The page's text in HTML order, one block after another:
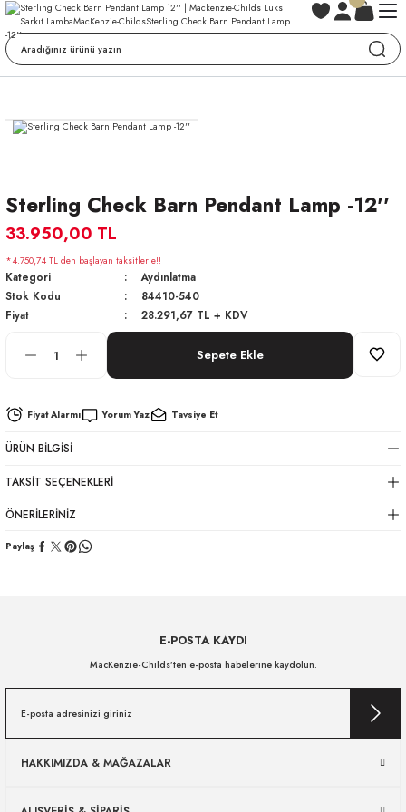
Sterling Check Barn Pendant Lamp -12''
33.950,00 TL
*4.750,74 TL den başlayan taksitlerle!!
Kategori
Aydınlatma
Stok Kodu
84410-540
Fiyat
28.291,67 TL + KDV
Sepete Ekle
Fiyat Alarmı Yorum Yaz Tavsiye Et
ÜRÜN BILGISI
TAKSIT SEÇENEKLERI
ÖNERILERINIZ
Paylaş
E-POSTA KAYDI
MacKenzie-Childs’ten e-posta habelerine kaydolun.
HAKKIMIZDA & MAĞAZALAR